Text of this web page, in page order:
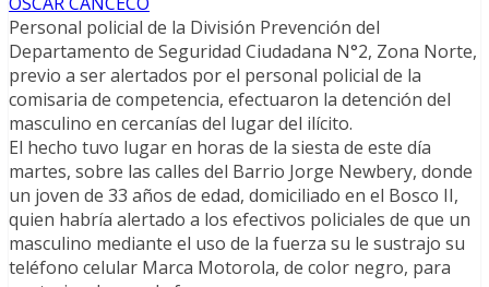
Personal policial de la División Prevención del
Departamento de Seguridad Ciudadana N°2, Zona Norte,
previo a ser alertados por el personal policial de la
comisaria de competencia, efectuaron la detención del
masculino en cercanías del lugar del ilícito.
El hecho tuvo lugar en horas de la siesta de este día
martes, sobre las calles del Barrio Jorge Newbery, donde
un joven de 33 años de edad, domiciliado en el Bosco II,
quien habría alertado a los efectivos policiales de que un
masculino mediante el uso de la fuerza su le sustrajo su
teléfono celular Marca Motorola, de color negro, para